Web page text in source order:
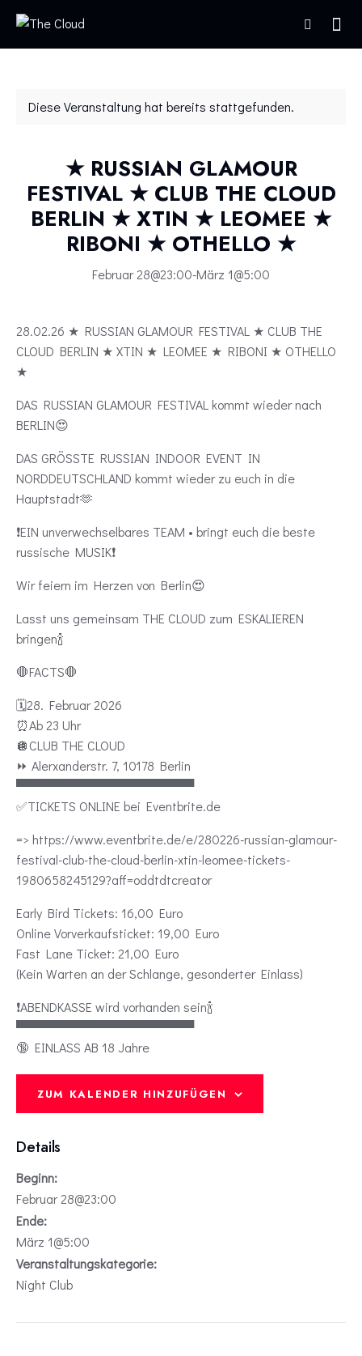
Diese Veranstaltung hat bereits stattgefunden.
★ RUSSIAN GLAMOUR
FESTIVAL ★ CLUB THE CLOUD
BERLIN ★ XTIN ★ LEOMEE ★
RIBONI ★ OTHELLO ★
Februar 28@23:00-März 1@5:00
28.02.26 ★ RUSSIAN GLAMOUR FESTIVAL ★ CLUB THE
CLOUD BERLIN ★ XTIN ★ LEOMEE ★ RIBONI ★ OTHELLO
★
DAS RUSSIAN GLAMOUR FESTIVAL kommt wieder nach
BERLIN😍
DAS GRÖSSTE RUSSIAN INDOOR EVENT IN
NORDDEUTSCHLAND kommt wieder zu euch in die
Hauptstadt🫶
❗️EIN unverwechselbares TEAM • bringt euch die beste
russische MUSIK❗️
Wir feiern im Herzen von Berlin😍
Lasst uns gemeinsam THE CLOUD zum ESKALIEREN
bringen🍾
🛑FACTS🛑
🗓️28. Februar 2026
⏰Ab 23 Uhr
🪩CLUB THE CLOUD
⏩️ Alerxanderstr. 7, 10178 Berlin
▀▀▀▀▀▀▀▀▀▀▀▀▀▀▀▀▀▀▀▀
✅TICKETS ONLINE bei Eventbrite.de
=> https://www.eventbrite.de/e/280226-russian-glamour-
festival-club-the-cloud-berlin-xtin-leomee-tickets-
1980658245129?aff=oddtdtcreator
Early Bird Tickets: 16,00 Euro
Online Vorverkaufsticket: 19,00 Euro
Fast Lane Ticket: 21,00 Euro
(Kein Warten an der Schlange, gesonderter Einlass)
❗️ABENDKASSE wird vorhanden sein🍾
▀▀▀▀▀▀▀▀▀▀▀▀▀▀▀▀▀▀▀▀
🔞 EINLASS AB 18 Jahre
ZUM KALENDER HINZUFÜGEN
Details
Beginn:
Februar 28@23:00
Ende:
März 1@5:00
Veranstaltungskategorie:
Night Club